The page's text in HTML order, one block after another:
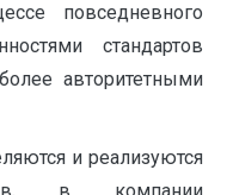
повседневного
стандартов
авторитетными
и реализуются